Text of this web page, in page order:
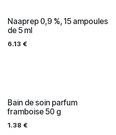
Naaprep 0,9 %, 15 ampoules
de 5 ml
6.13 €
Bain de soin parfum
framboise 50 g
1.38 €